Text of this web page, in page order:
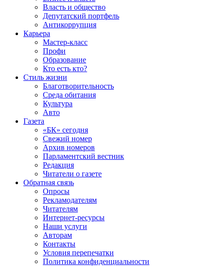
Власть и общество
Депутатский портфель
Антикоррупция
Карьера
Мастер-класс
Профи
Образование
Кто есть кто?
Стиль жизни
Благотворительность
Среда обитания
Культура
Авто
Газета
«БК» сегодня
Свежий номер
Архив номеров
Парламентский вестник
Редакция
Читатели о газете
Обратная связь
Опросы
Рекламодателям
Читателям
Интернет-ресурсы
Наши услуги
Авторам
Контакты
Условия перепечатки
Политика конфиденциальности